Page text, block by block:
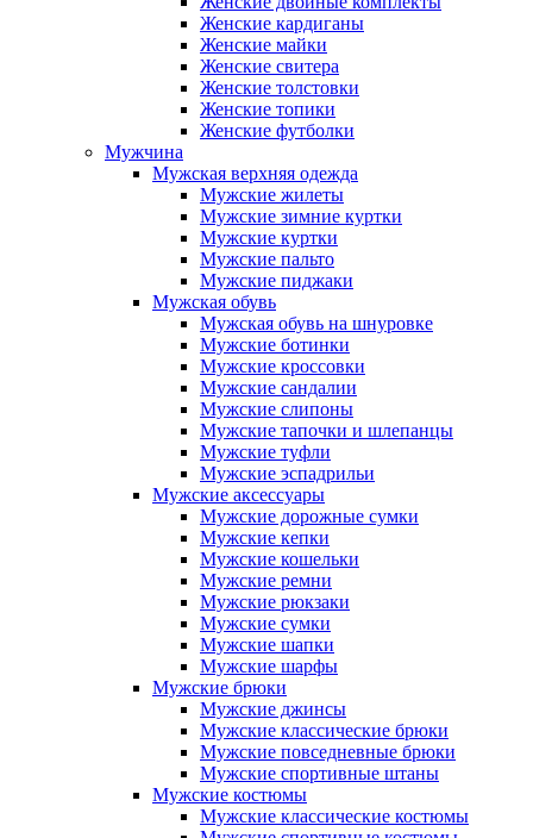
Женские кардиганы
Женские майки
Женские свитера
Женские толстовки
Женские топики
Женские футболки
Мужчина
Мужская верхняя одежда
Мужские жилеты
Мужские зимние куртки
Мужские куртки
Мужские пальто
Мужские пиджаки
Мужская обувь
Мужская обувь на шнуровке
Мужские ботинки
Мужские кроссовки
Мужские сандалии
Мужские слипоны
Мужские тапочки и шлепанцы
Мужские туфли
Мужские эспадрильи
Мужские аксессуары
Мужские дорожные сумки
Мужские кепки
Мужские кошельки
Мужские ремни
Мужские рюкзаки
Мужские сумки
Мужские шапки
Мужские шарфы
Мужские брюки
Мужские джинсы
Мужские классические брюки
Мужские повседневные брюки
Мужские спортивные штаны
Мужские костюмы
Мужские классические костюмы